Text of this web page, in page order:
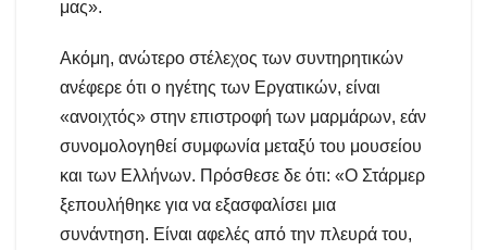
μας».
Ακόμη, ανώτερο στέλεχος των συντηρητικών
ανέφερε ότι ο ηγέτης των Εργατικών, είναι
«ανοιχτός» στην επιστροφή των μαρμάρων, εάν
συνομολογηθεί συμφωνία μεταξύ του μουσείου
και των Ελλήνων. Πρόσθεσε δε ότι: «Ο Στάρμερ
ξεπουλήθηκε για να εξασφαλίσει μια
συνάντηση. Είναι αφελές από την πλευρά του,